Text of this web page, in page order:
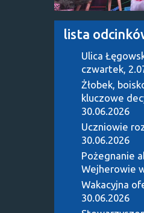
lista
Ulica
czwartek,
Żłobek,
kluczowe
30.06.2026
Uczniowie
30.06.2026
Pożegnanie
Wejherowie
Wakacyjna
30.06.2026